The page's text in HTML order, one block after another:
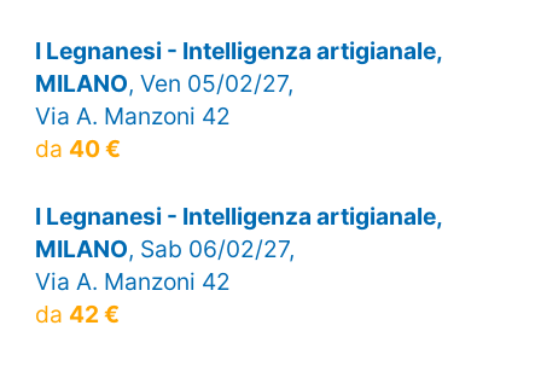
I Legnanesi - Intelligenza artigianale,
MILANO, Ven 05/02/27,
Via A. Manzoni 42
da 40 €
I Legnanesi - Intelligenza artigianale,
MILANO, Sab 06/02/27,
Via A. Manzoni 42
da 42 €